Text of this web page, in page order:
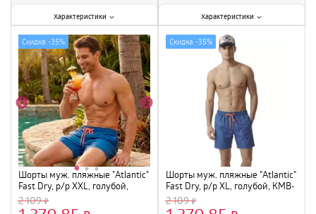
Характеристики:
Размер:XL;
Характеристики Характеристики:
Размер:L;
Характеристики
Шорты муж. пляжные "Atlantic"
Fast Dry, р/р XXL, голубой,
KMB-223
2 109
Скидка -35%
Шорты муж. пляжные "Atlantic"
Fast Dry, р/р XL, голубой, KMB-
223
2 109
Скидка -35%